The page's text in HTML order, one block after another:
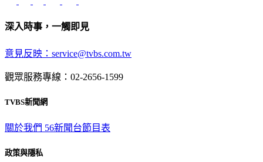
深入時事，一觸即見
意見反映：service@tvbs.com.tw
觀眾服務專線：02-2656-1599
TVBS新聞網
關於我們 56新聞台節目表
政策與隱私